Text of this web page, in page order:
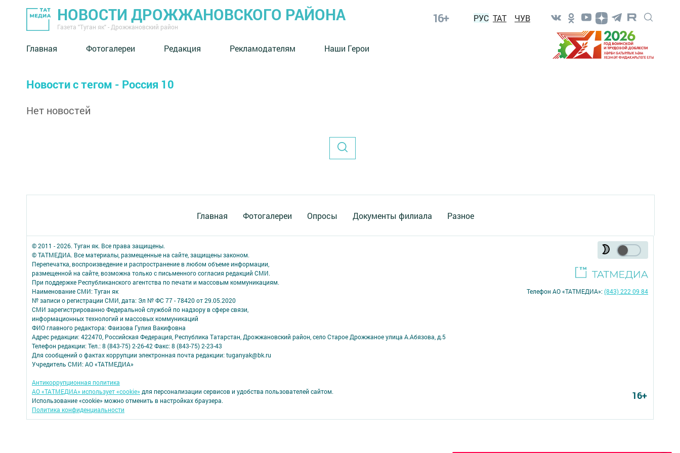
НОВОСТИ ДРОЖЖАНОВСКОГО РАЙОНА
Газета "Туган як" - Дрожжановский район
16+ РУС ТАТ ЧУВ
Главная Фотогалереи Редакция Рекламодателям Наши Герои
Новости с тегом - Россия 10
Нет новостей
Главная Фотогалереи Опросы Документы филиала Разное
© 2011 - 2026. Туган як. Все права защищены.
© ТАТМЕДИА. Все материалы, размещенные на сайте, защищены законом.
Перепечатка, воспроизведение и распространение в любом объеме информации,
размещенной на сайте, возможна только с письменного согласия редакций СМИ.
При поддержке Республиканского агентства по печати и массовым коммуникациям.
Наименование СМИ: Туган як
№ записи о регистрации СМИ, дата: Эл № ФС 77 - 78420 от 29.05.2020
СМИ зарегистрированно Федеральной службой по надзору в сфере связи,
информационных технологий и массовых коммуникаций
ФИО главного редактора: Фаизова Гулия Вакифовна
Адрес редакции: 422470, Российская Федерация, Республика Татарстан, Дрожжановский район, село Старое Дрожжаное улица А.Абязова, д.5
Телефон редакции: Тел.: 8 (843-75) 2-26-42 Факс: 8 (843-75) 2-23-43
Для сообщений о фактах коррупции электронная почта редакции: tuganyak@bk.ru
Учредитель СМИ: АО «ТАТМЕДИА»
Антикоррупционная политика
АО «ТАТМЕДИА» использует «cookie» для персонализации сервисов и удобства пользователей сайтом.
Использование «cookie» можно отменить в настройках браузера.
Политика конфиденциальности
Телефон АО «ТАТМЕДИА»:(843) 222 09 84
16+